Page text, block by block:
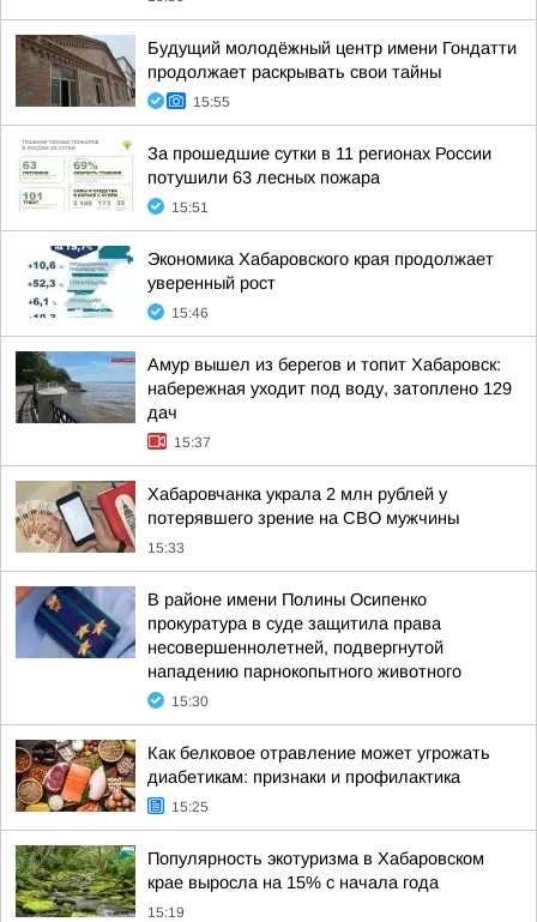
Будущий молодёжный центр имени Гондатти
продолжает раскрывать свои тайны
15:55
За прошедшие сутки в 11 регионах России
потушили 63 лесных пожара
15:51
Экономика Хабаровского края продолжает
уверенный рост
15:46
Амур вышел из берегов и топит Хабаровск:
набережная уходит под воду, затоплено 129
дач
15:37
Хабаровчанка украла 2 млн рублей у
потерявшего зрение на СВО мужчины
15:33
В районе имени Полины Осипенко
прокуратура в суде защитила права
несовершеннолетней, подвергнутой
нападению парнокопытного животного
15:30
Как белковое отравление может угрожать
диабетикам: признаки и профилактика
15:25
Популярность экотуризма в Хабаровском
крае выросла на 15% с начала года
15:19